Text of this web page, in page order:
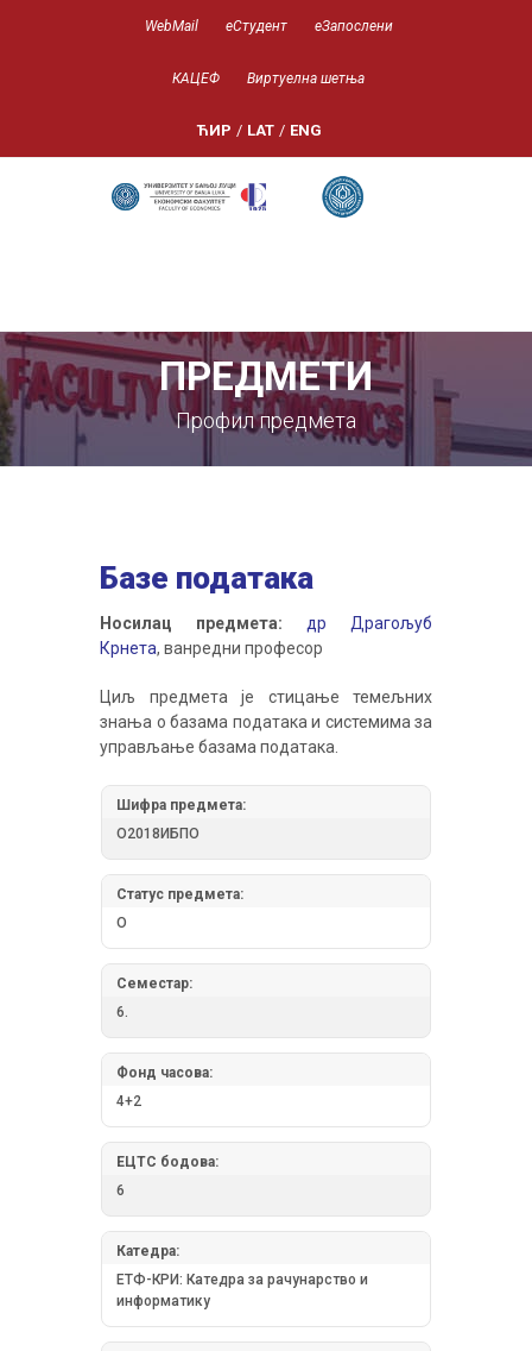
WebMail еСтудент еЗапослени
КАЦЕФ Виртуелна шетња
ЋИР / LAT / ENG
ПРЕДМЕТИ
Профил предмета
Базе података
Носилац предмета:
др Драгољуб
Крнета, ванредни професор
Циљ предмета је стицање темељних
знања о базама података и системима за
управљање базама података.
Шифра предмета:
О2018ИБПО
Статус предмета:
О
Семестар:
6.
Фонд часова:
4+2
ЕЦТС бодова:
6
Катедра:
ЕТФ-КРИ: Катедра за рачунарство и
информатику